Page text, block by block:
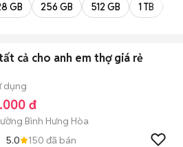
GB 256 GB 512 GB 1 TB
cả cho anh em thợ giá rẻ
dụng
đ
Bình Hưng Hòa
5.0 150 đã bán